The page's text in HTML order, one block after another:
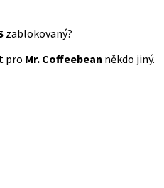
zablokovaný?
pro Mr. Coffeebean někdo jiný.